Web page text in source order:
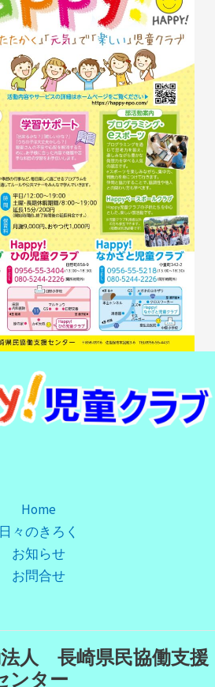
Home
日々のきろく
お知らせ
お問合せ
人 長崎県民協働支援
ンター